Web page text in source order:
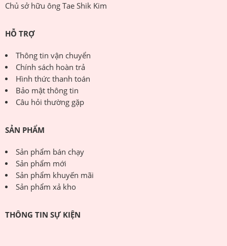
Chủ sở hữu ông Tae Shik Kim
HỖ TRỢ
Thông tin vận chuyển
Chính sách hoàn trả
Hình thức thanh toán
Bảo mật thông tin
Câu hỏi thường gặp
SẢN PHẨM
Sản phẩm bán chạy
Sản phẩm mới
Sản phẩm khuyến mãi
Sản phẩm xả kho
THÔNG TIN SỰ KIỆN